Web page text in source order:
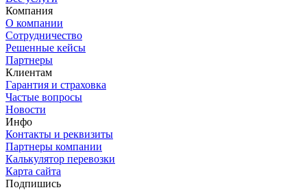
Компания
О компании
Сотрудничество
Решенные кейсы
Партнеры
Клиентам
Гарантия и страховка
Частые вопросы
Новости
Инфо
Контакты и реквизиты
Партнеры компании
Калькулятор перевозки
Карта сайта
Подпишись